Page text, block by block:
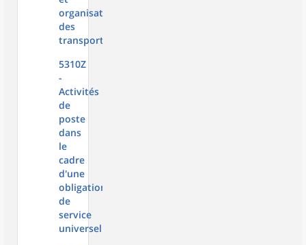
organisation
des
transports
5310Z
-
Activités
de
poste
dans
le
cadre
d'une
obligation
de
service
universel